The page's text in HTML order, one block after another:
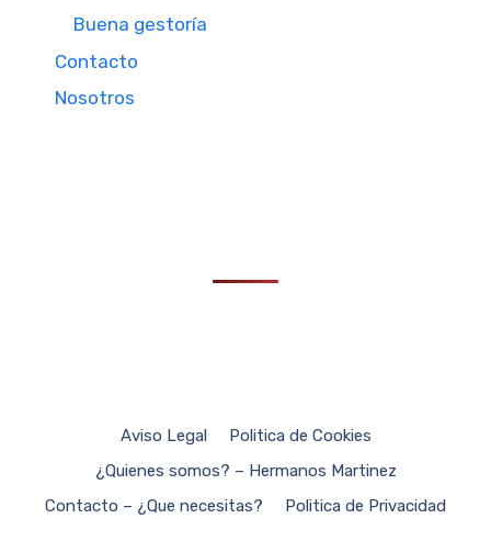
Buena gestoría
Contacto
Nosotros
Aviso Legal
Politica de Cookies
¿Quienes somos? – Hermanos Martinez
Contacto – ¿Que necesitas?
Politica de Privacidad